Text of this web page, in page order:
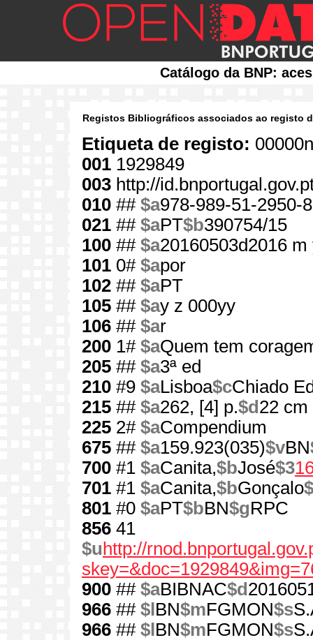
Catálogo da BNP:
Registos Bibliográficos associados ao registo
Etiqueta de registo:
001 1929849
003 http://
010 ## $a978-989-51-2950-8
021 ## $aPT$b390754/15
100 ## $a20160503d2016
101 0# $apor
102 ## $aPT
105 ## $ay z 000yy
106 ## $ar
200 1# $aQuem tem
205 ## $a3ª ed
210 #9 $aLisboa$cChiado
215 ## $a262, [4] p.$d 22 cm
225 2# $aCompendium
675 ## $a159.923(035)$vBN
700 #1 $aCanita,$bJosé$3
701 #1 $aCanita,$bGonçalo
801 #0 $aPT$bBN$gRPC
856 41
$u http://
900 ## $aBIBNAC$d
966 ## $l BN$mFGMON$s
966 ## $l BN$mFGMON$s